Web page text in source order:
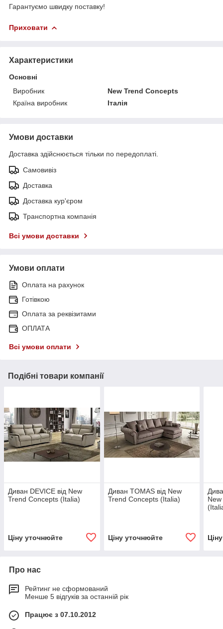
Гарантуємо швидку поставку!
Приховати
Характеристики
Основні
Виробник
New Trend Concepts
Країна виробник
Італія
Умови доставки
Доставка здійснюється тільки по передоплаті.
Самовивіз
Доставка
Доставка кур'єром
Транспортна компанія
Всі умови доставки
Умови оплати
Оплата на рахунок
Готівкою
Оплата за реквізитами
ОПЛАТА
Всі умови оплати
Подібні товари компанії
Диван DEVICE від New
Trend Concepts (Italia)
Ціну уточнюйте
Диван TOMAS від New
Trend Concepts (Italia)
Ціну уточнюйте
Про нас
Рейтинг не сформований
Менше 5 відгуків за останній рік
Працює з 07.10.2012